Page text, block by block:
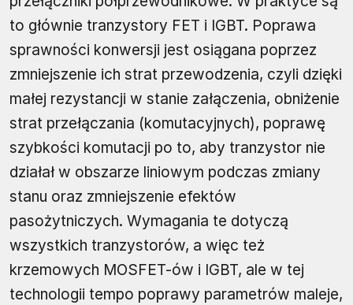
to głównie tranzystory FET i IGBT. Poprawa
sprawności konwersji jest osiągana poprzez
zmniejszenie ich strat przewodzenia, czyli dzięki
małej rezystancji w stanie załączenia, obniżenie
strat przełączania (komutacyjnych), poprawę
szybkości komutacji po to, aby tranzystor nie
działał w obszarze liniowym podczas zmiany
stanu oraz zmniejszenie efektów
pasożytniczych. Wymagania te dotyczą
wszystkich tranzystorów, a więc też
krzemowych MOSFET-ów i IGBT, ale w tej
technologii tempo poprawy parametrów maleje,